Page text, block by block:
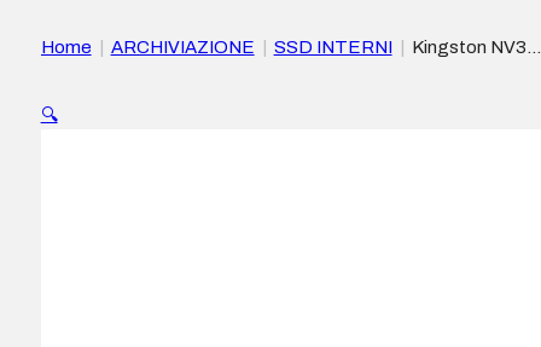
Home ARCHIVIAZIONE SSD INTERNI
Kingston NV3
🔍